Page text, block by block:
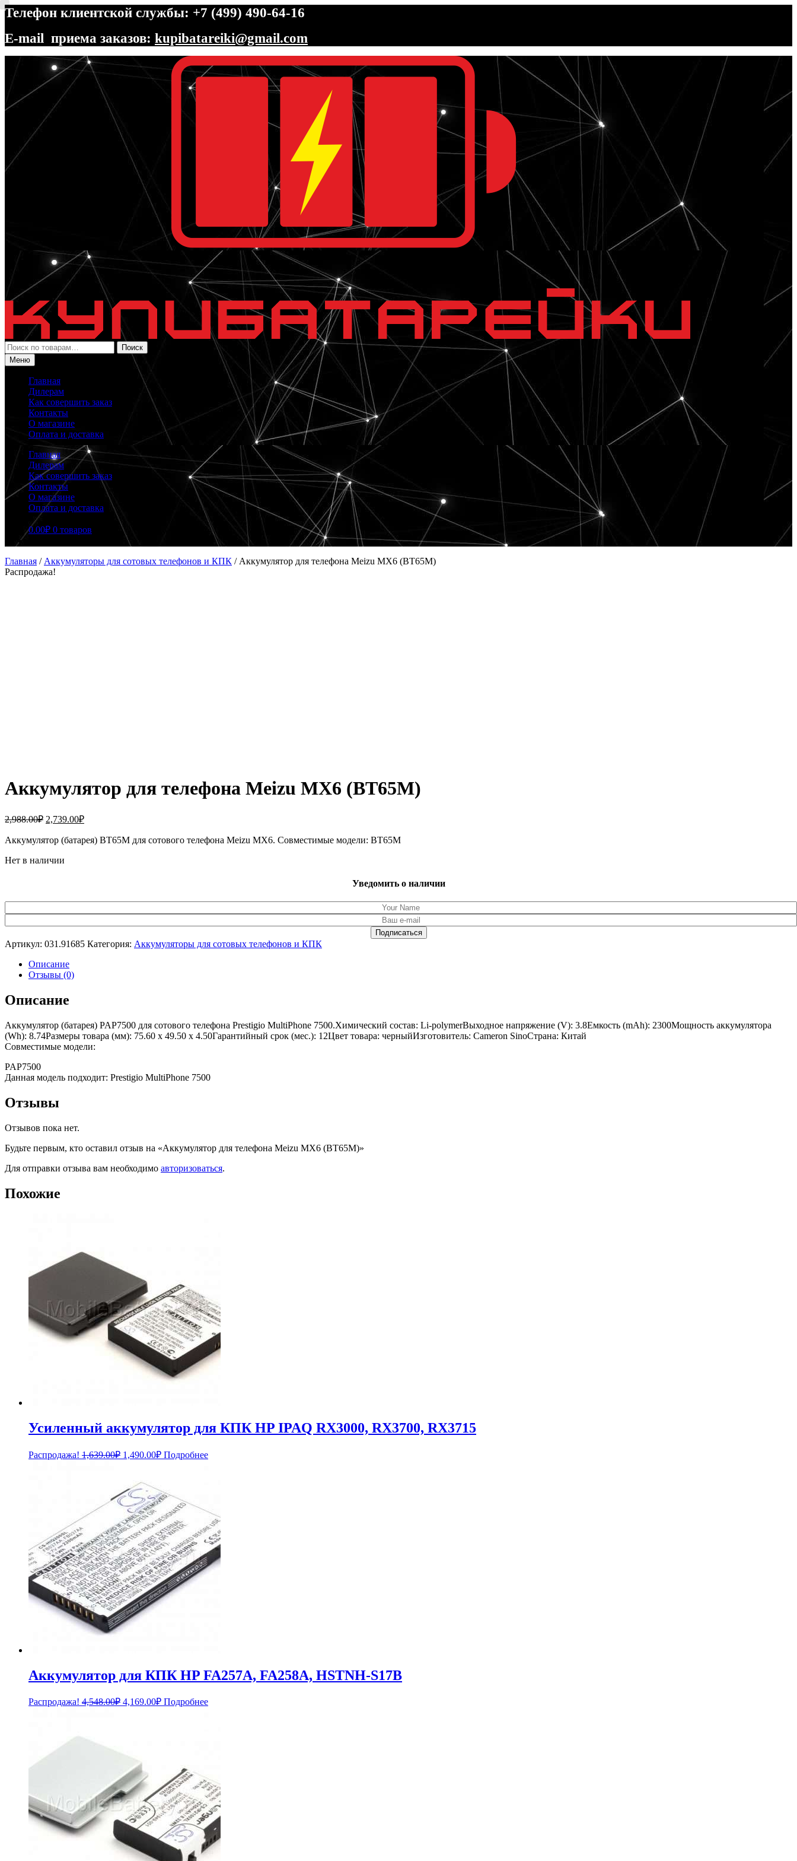
Телефон клиентской службы: +7 (499) 490-64-16
E-mail приема заказов: kupibatareiki@gmail.com
Перейти
навигации
Перейти
содержимому
Искать:
Поиск
Меню
Главная
Дилерам
Как совершить заказ
Контакты
О магазине
Оплата и доставка
Главная
Дилерам
Как совершить заказ
Контакты
О магазине
Оплата и доставка
0.00₽ 0 товаров
Главная / Аккумуляторы для сотовых телефонов и КПК / Аккумулятор для телефона Meizu MX6 (BT65M)
Распродажа!
Аккумулятор для телефона Meizu MX6 (BT65M)
2,988.00₽ Первоначальная
составляла
2,739.00₽Текущая
2,739.00₽.
Аккумулятор (батарея) BT65M для сотового телефона Meizu MX6. Совместимые модели: BT65M
Нет в наличии
Уведомить о наличии
Артикул: 031.91685 Категория: Аккумуляторы для сотовых телефонов и КПК
Описание
Отзывы (0)
Описание
Аккумулятор (батарея) PAP7500 для сотового телефона Prestigio MultiPhone 7500.Химический состав: Li-polymerВыходное напряжение (V): 3.8Емкость (mAh): 2300Мощность аккумулятора
(Wh): 8.74Размеры товара (мм): 75.60 x 49.50 x 4.50Гарантийный срок (мес.): 12Цвет товара: черныйИзготовитель: Cameron SinoСтрана: Китай
Совместимые модели:
PAP7500
Данная модель подходит: Prestigio MultiPhone 7500
Отзывы
Отзывов пока нет.
Будьте первым, кто оставил отзыв на «Аккумулятор для телефона Meizu MX6 (BT65M)»
Для отправки отзыва вам необходимо авторизоваться.
Похожие
Усиленный аккумулятор для КПК HP IPAQ RX3000, RX3700, RX3715
Распродажа! 1,639.00₽ Первоначальная
1,639.00₽.
1,490.00₽Текущая
цена:
Подробнее
Аккумулятор для КПК HP FA257A, FA258A, HSTNH-S17B
Распродажа! 4,548.00₽ Первоначальная
4,169.00₽Текущая
Подробнее